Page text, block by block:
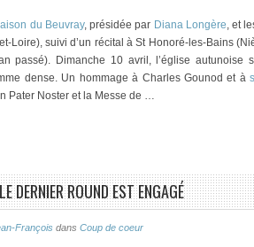
du Beuvray, présidée par Diana Longère, et
Loire), suivi d’un récital à St Honoré-les-Bains
passé). Dimanche 10 avril, l’église autunoise
dense. Un hommage à Charles Gounod et à
Pater Noster et la Messe de …
DERNIER ROUND EST ENGAGÉ
François dans Coup de coeur